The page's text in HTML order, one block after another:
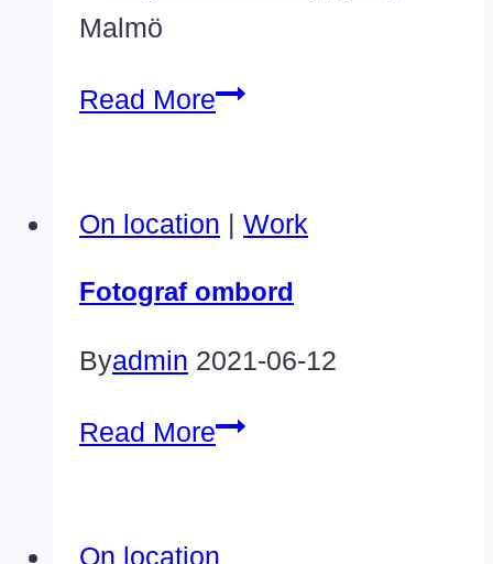
Malmö
Read MoreTriangeln
On location | Work
Fotograf ombord
Byadmin 2021-06-12
Read MoreFotograf
On location